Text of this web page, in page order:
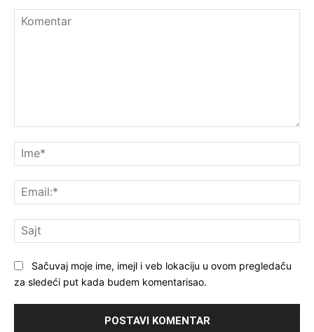
Sačuvaj moje ime, imejl i veb lokaciju u ovom pregledaču
za sledeći put kada budem komentarisao.